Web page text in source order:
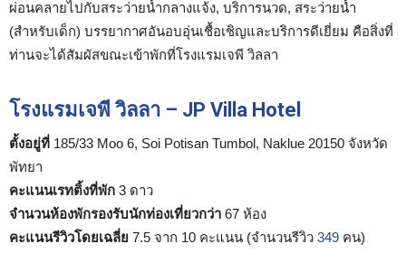
ผ่อนคลายไปกับสระว่ายน้ำกลางแจ้ง, บริการนวด, สระว่ายน้ำ
(สำหรับเด็ก) บรรยากาศอันอบอุ่นเชื้อเชิญและบริการดีเยี่ยม คือสิ่งที่
ท่านจะได้สัมผัสขณะเข้าพักที่โรงแรมเจพี วิลลา
โรงแรมเจพี วิลลา – JP Villa Hotel
ตั้งอยู่ที่ 185/33 Moo 6, Soi Potisan Tumbol, Naklue 20150 จังหวัด
พัทยา
คะแนนเรทติ้งที่พัก 3 ดาว
จำนวนห้องพักรองรับนักท่องเที่ยวกว่า 67 ห้อง
คะแนนรีวิวโดยเฉลี่ย 7.5 จาก 10 คะแนน (จำนวนรีวิว 349 คน)